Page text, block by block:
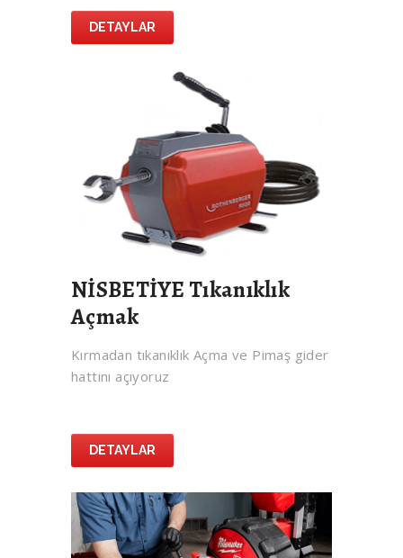
DETAYLAR
NİSBETİYE Tıkanıklık
Açmak
Kırmadan tıkanıklık Açma ve Pimaş gider
hattını açıyoruz
DETAYLAR